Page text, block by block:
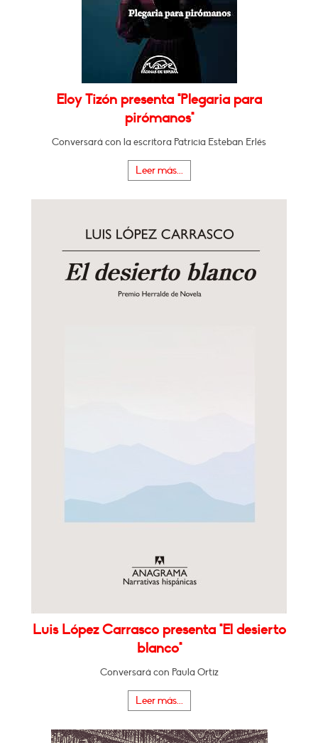
Eloy Tizón presenta "Plegaria para
pirómanos"
Conversará con la escritora Patricia Esteban Erlés
Leer más...
Luis López Carrasco presenta "El desierto
blanco"
Conversará con Paula Ortiz
Leer más...